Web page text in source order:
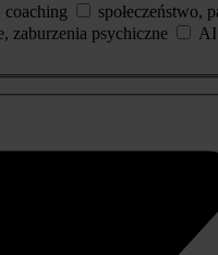
coaching
społeczeństwo,
zaburzenia psychiczne
AI